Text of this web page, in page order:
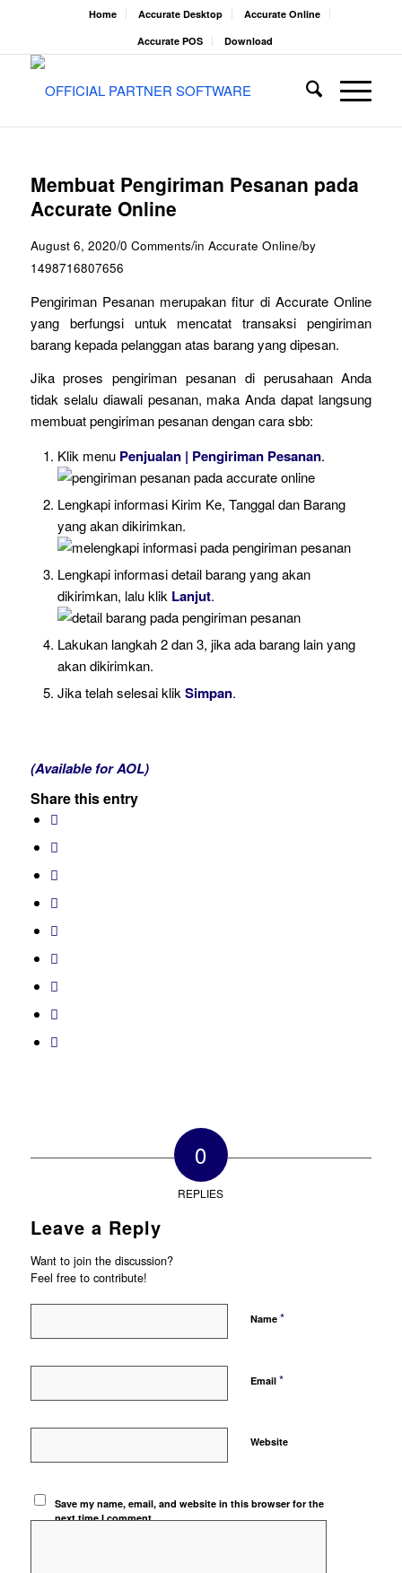
Home Accurate Desktop
Accurate Online
Accurate POS
Download
Membuat Pengiriman Pesanan pada
Accurate Online
August 6, 2020/0 Comments/in Accurate Online/by
1498716807656
Pengiriman Pesanan merupakan fitur di Accurate Online
yang berfungsi untuk mencatat transaksi pengiriman
barang kepada pelanggan atas barang yang dipesan.
Jika proses pengiriman pesanan di perusahaan Anda
tidak selalu diawali pesanan, maka Anda dapat langsung
membuat pengiriman pesanan dengan cara sbb:
Klik menu Penjualan | Pengiriman Pesanan.
Lengkapi informasi Kirim Ke, Tanggal dan Barang
yang akan dikirimkan.
Lengkapi informasi detail barang yang akan
dikirimkan, lalu klik Lanjut.
Lakukan langkah 2 dan 3, jika ada barang lain yang
akan dikirimkan.
Jika telah selesai klikSimpan.
(Available for AOL)
Share this entry
0
REPLIES
Leave a Reply
Want to join the discussion?
Feel free to contribute!
Name *
Email *
Website
Save my name, email, and website in this browser for the
next time I comment.